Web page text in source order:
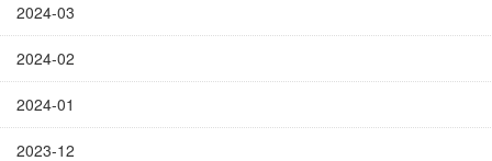
2024-03
2024-02
2024-01
2023-12